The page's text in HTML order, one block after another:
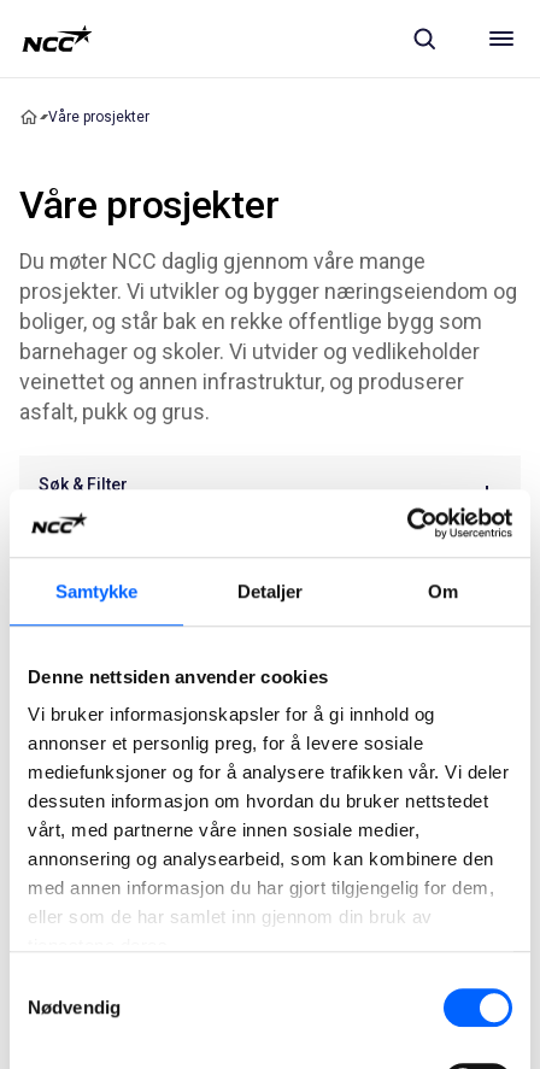
Samtykke Detaljer Om
Denne nettsiden anvender cookies
Vi bruker informasjonskapsler for å gi innhold og
annonser et personlig preg, for å levere sosiale
mediefunksjoner og for å analysere trafikken vår. Vi deler
dessuten informasjon om hvordan du bruker nettstedet
vårt, med partnerne våre innen sosiale medier,
annonsering og analysearbeid, som kan kombinere den
med annen informasjon du har gjort tilgjengelig for dem,
eller som de har samlet inn gjennom din bruk av
Nødvendig
Våre prosjekter
Våre prosjekter
Du møter NCC daglig gjennom våre mange
prosjekter. Vi utvikler og bygger næringseiendom og
boliger, og står bak en rekke offentlige bygg som
barnehager og skoler. Vi utvider og vedlikeholder
veinettet og annen infrastruktur, og produserer
asfalt, pukk og grus.
Søk & Filter